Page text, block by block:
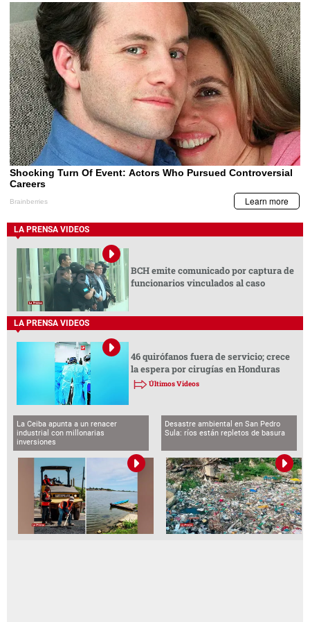
LA PRENSA VIDEOS
BCH emite comunicado por captura de
funcionarios vinculados al caso
LA PRENSA VIDEOS
46 quirófanos fuera de servicio; crece
la espera por cirugías en Honduras
Últimos Videos
La Ceiba apunta a un renacer
industrial con millonarias
inversiones
Desastre ambiental en San Pedro
Sula: ríos están repletos de basura